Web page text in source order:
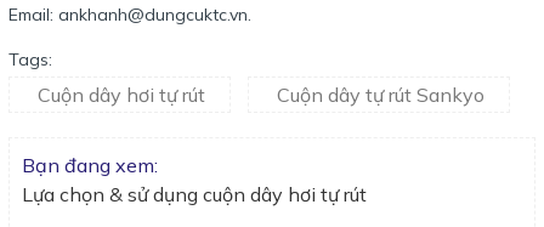
Email: ankhanh@dungcuktc.vn.
Tags:
Cuộn dây hơi tự rút Cuộn dây tự rút Sankyo
Bạn đang xem:
Lựa chọn & sử dụng cuộn dây hơi tự rút